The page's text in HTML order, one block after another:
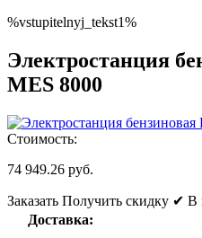
%vstupitelnyj_tekst1%
Электростанция
MES 8000
Стоимость:
74 949.26 руб.
Заказать Получить скидку ✔ В
Доставка: